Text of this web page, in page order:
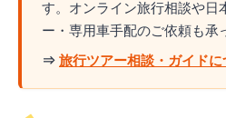
す。オンライン旅行相談や日
ー・専用車手配のご依頼も承
⇒ 旅行ツアー相談・ガイド